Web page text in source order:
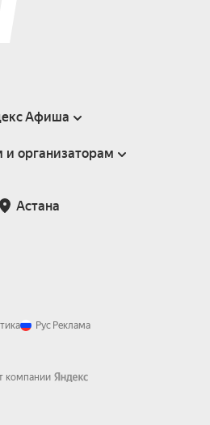
Афиша
Справка
билетов
и организаторам
Астана
Рус Реклама
компании